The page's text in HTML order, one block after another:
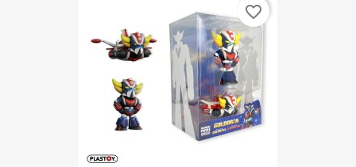
favorite_border